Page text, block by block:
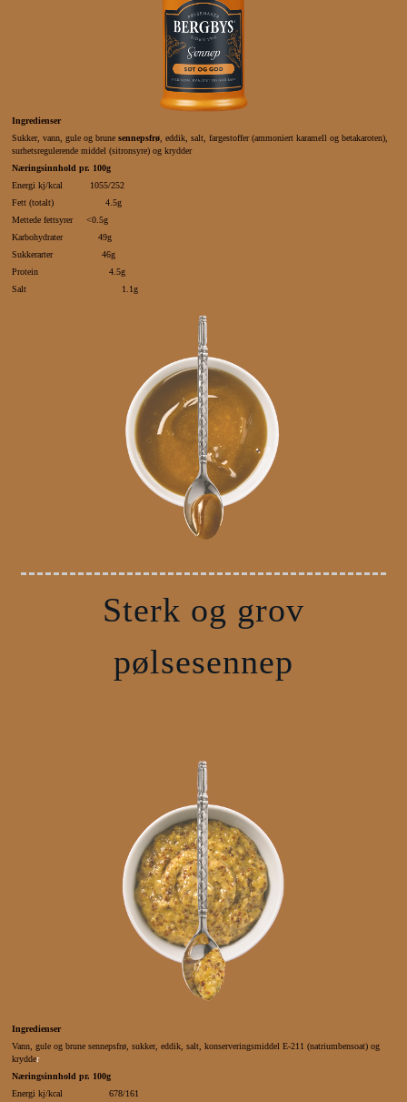
Ingredienser
Sukker, vann, gule og brunesennepsfrø, eddik, salt, fargestoffer (ammoniert karamell og betakaroten),
surhetsregulerende middel (sitronsyre) og krydder
Næringsinnhold pr. 100g
Energi kj/kcal 1055/252
Fett (totalt) 4.5g
Mettede fettsyrer <0.5g
Karbohydrater 49g
Sukkerarter 46g
Protein 4.5g
Salt 1.1g
Sterk og grov
pølsesennep
Ingredienser
Vann, gule og brune sennepsfrø, sukker, eddik, salt, konserveringsmiddel E-211 (natriumbensoat) og
krydder
Næringsinnhold pr. 100g
Energi kj/kcal 678/161